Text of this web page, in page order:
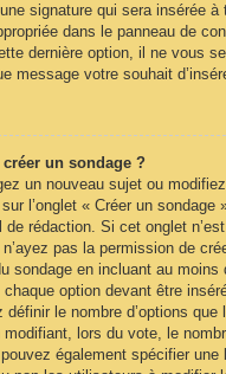
signature qui sera insérée
dans le panneau de
dernière option, il ne vous
message votre souhait
un sondage ?
un nouveau sujet ou
l’onglet « Créer un sondage
de rédaction. Si cet onglet
pas la permission de
sondage en incluant au moins
option devant être
définir le nombre d’options que
modifiant, lors du vote, le
également spécifier une